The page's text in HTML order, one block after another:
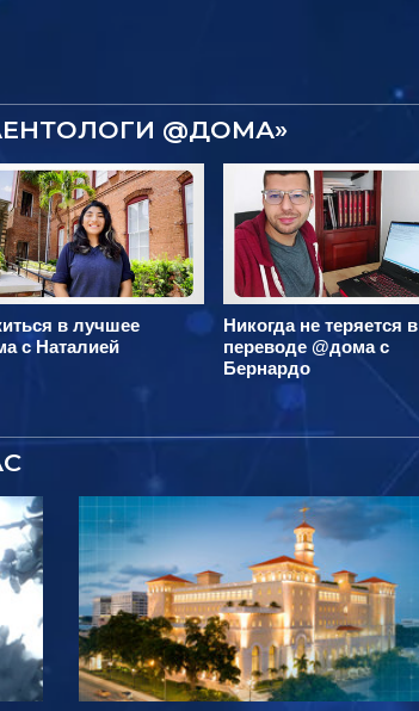
@ДОМА»
в лучшее
с Наталией
Никогда не теряется в
переводе @дома с
Бернардо